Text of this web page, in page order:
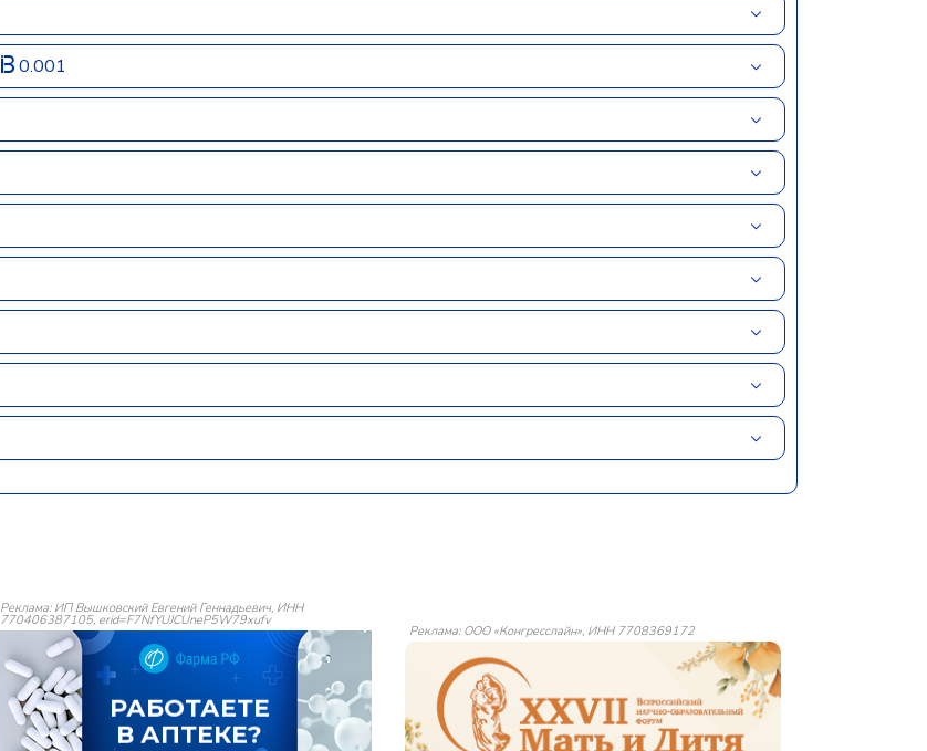
0.001
Реклама: ИП Вышковский Евгений Геннадьевич, ИНН
770406387105, erid=F7NfYUJCUneP5W79xufv
Реклама: ООО «Конгресслайн», ИНН 7708369172